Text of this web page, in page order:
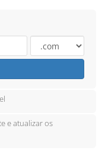
e atualizar os